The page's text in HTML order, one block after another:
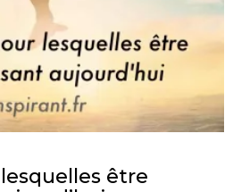
être